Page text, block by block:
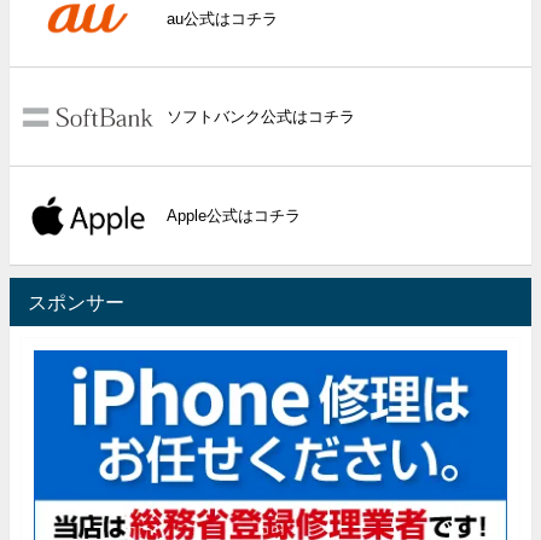
au公式はコチラ
ソフトバンク公式はコチラ
Apple公式はコチラ
スポンサー